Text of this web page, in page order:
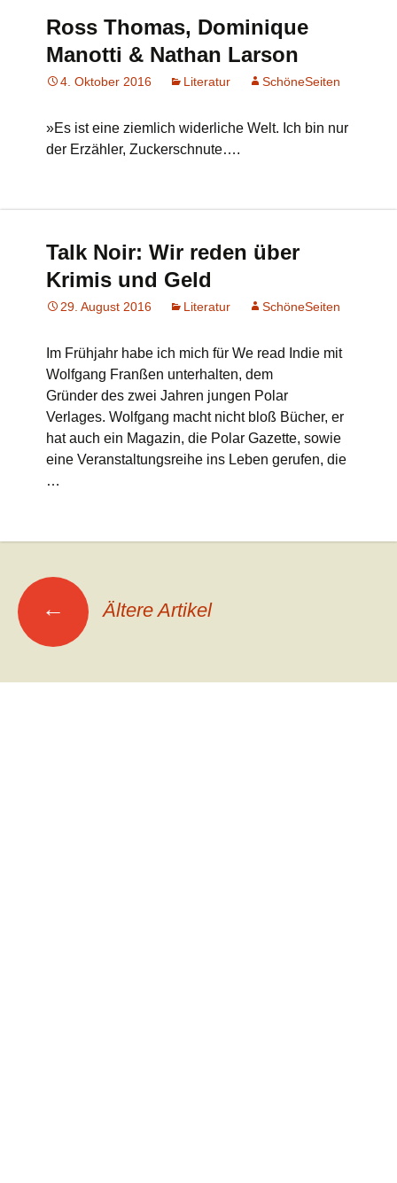
Ross Thomas, Dominique
Manotti & Nathan Larson
4. Oktober 2016 Literatur SchöneSeiten
»Es ist eine ziemlich widerliche Welt. Ich bin nur
der Erzähler, Zuckerschnute….
Talk Noir: Wir reden über
Krimis und Geld
29. August 2016 Literatur SchöneSeiten
Im Frühjahr habe ich mich für We read Indie mit
Wolfgang Franßen unterhalten, dem
Gründer des zwei Jahren jungen Polar
Verlages. Wolfgang macht nicht bloß Bücher, er
hat auch ein Magazin, die Polar Gazette, sowie
eine Veranstaltungsreihe ins Leben gerufen, die
…
Beitrags-
Navigation
← Ältere Artikel